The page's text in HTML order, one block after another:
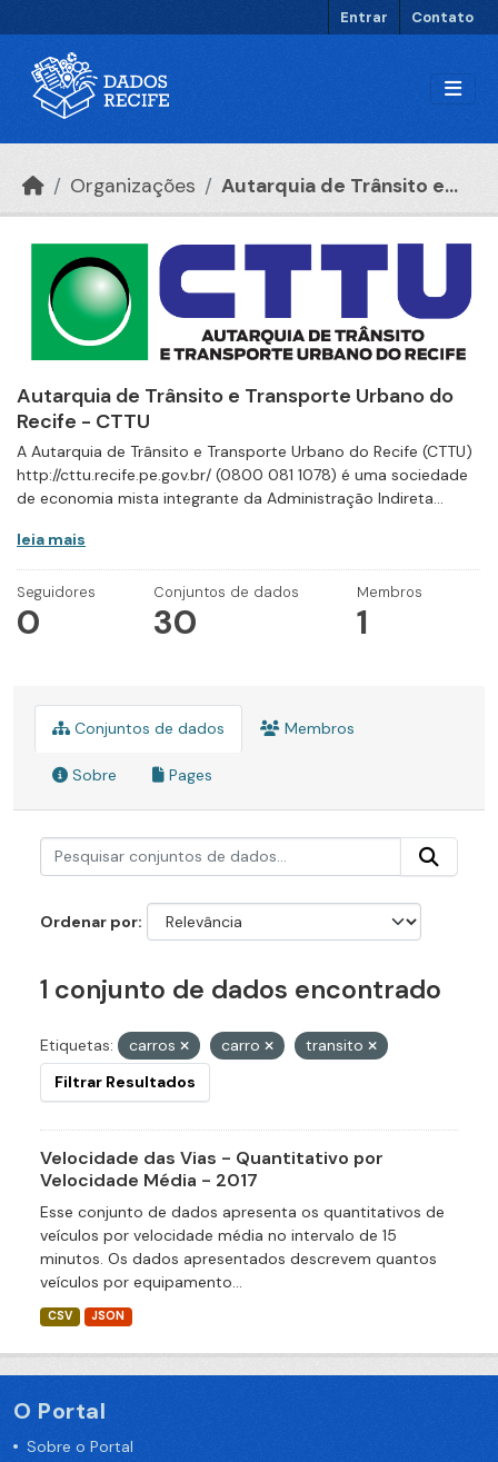
Entrar Contato
Organizações Autarquia de Trânsito e...
Autarquia de Trânsito e Transporte Urbano do
Recife - CTTU
A Autarquia de Trânsito e Transporte Urbano do Recife (CTTU)
http://cttu.recife.pe.gov.br/ (0800 081 1078) é uma sociedade
de economia mista integrante da Administração Indireta...
leia mais
Seguidores
0
Conjuntos de dados
30
Membros
1
Conjuntos de dados Membros
Sobre Pages
Ordenar por
1 conjunto de dados encontrado
Etiquetas: carros carro
transito
Filtrar Resultados
Velocidade das Vias - Quantitativo por
Velocidade Média - 2017
Esse conjunto de dados apresenta os quantitativos de
veículos por velocidade média no intervalo de 15
minutos. Os dados apresentados descrevem quantos
veículos por equipamento...
CSV JSON
O Portal
Sobre o Portal